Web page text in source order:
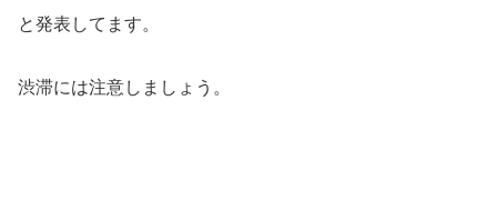
と発表してます。
渋滞には注意しましょう。